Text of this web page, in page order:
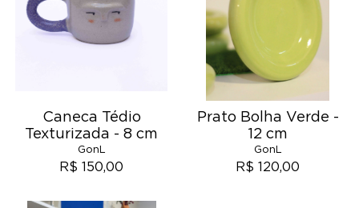
Caneca Tédio
Texturizada - 8 cm
GonL
R$ 150,00
Prato Bolha Verde -
12 cm
GonL
R$ 120,00